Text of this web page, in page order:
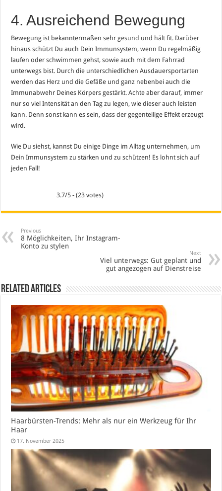
4. Ausreichend Bewegung
Bewegung ist bekanntermaßen sehrgesund und hält fit. Darüber
hinaus schützt Du auch Dein Immunsystem, wenn Du regelmäßig
laufen oder schwimmen gehst, sowie auch mit dem Fahrrad
unterwegs bist. Durch die unterschiedlichen Ausdauersportarten
werden das Herz und die Gefäße und ganz nebenbei auch die
Immunabwehr Deines Körpers gestärkt. Achte aber darauf, immer
nur so viel Intensität an den Tag zu legen, wie dieser auch leisten
kann. Denn sonst kann es sein, dass der gegenteilige Effekt erzeugt
wird.
Wie Du siehst, kannst Du einige Dinge im Alltag unternehmen, um
Dein Immunsystem zu stärken und zu schützen! Es lohnt sich auf
jeden Fall!
3.7/5 - (23 votes)
Previous
8 Möglichkeiten, Ihr Instagram-
Konto zu stylen
Next
Viel unterwegs: Gut geplant und
gut angezogen auf Dienstreise
Related Articles
Haarbürsten-Trends: Mehr als nur ein Werkzeug für Ihr
Haar
17. November 2025